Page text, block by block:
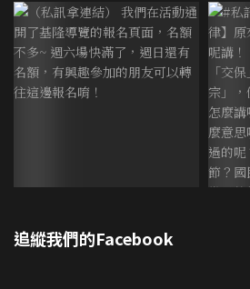
追縱我們的Facebook